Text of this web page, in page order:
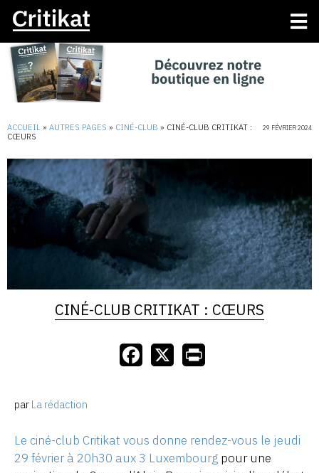
ACCUEIL » AUTRES PAGES » CINÉ-CLUB » CINÉ-CLUB CRITIKAT :
CŒURS
29 FÉVRIER 2024
CINÉ-CLUB CRITIKAT : CŒURS
par La rédaction
Le ciné-club Critikat vous donne rendez-vous le jeudi
29 février à 20h30 aux 3 Luxembourg pour une